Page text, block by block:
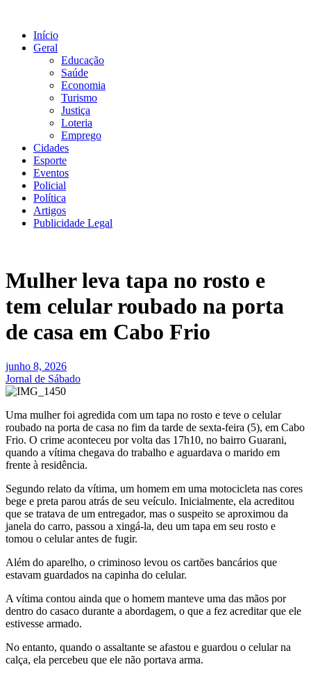
conteúdo
Início
Geral
Educação
Saúde
Economia
Turismo
Justiça
Loteria
Emprego
Cidades
Esporte
Eventos
Policial
Política
Artigos
Publicidade Legal
Mulher leva tapa no rosto e
tem celular roubado na porta
de casa em Cabo Frio
junho 8, 2026
Jornal de Sábado
Uma mulher foi agredida com um tapa no rosto e teve o celular
roubado na porta de casa no fim da tarde de sexta-feira (5), em Cabo
Frio. O crime aconteceu por volta das 17h10, no bairro Guarani,
quando a vítima chegava do trabalho e aguardava o marido em
frente à residência.
Segundo relato da vítima, um homem em uma motocicleta nas cores
bege e preta parou atrás de seu veículo. Inicialmente, ela acreditou
que se tratava de um entregador, mas o suspeito se aproximou da
janela do carro, passou a xingá-la, deu um tapa em seu rosto e
tomou o celular antes de fugir.
Além do aparelho, o criminoso levou os cartões bancários que
estavam guardados na capinha do celular.
A vítima contou ainda que o homem manteve uma das mãos por
dentro do casaco durante a abordagem, o que a fez acreditar que ele
estivesse armado.
No entanto, quando o assaltante se afastou e guardou o celular na
calça, ela percebeu que ele não portava arma.